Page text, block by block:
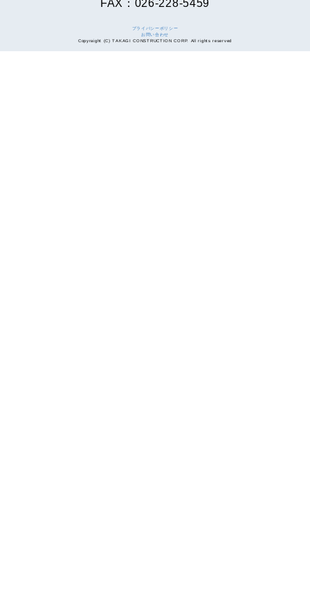
FAX：026-228-5459
プライバシーポリシー
お問い合わせ
Copyraight (C) TAKAGI CONSTRUCTION CORP. All rights reserved